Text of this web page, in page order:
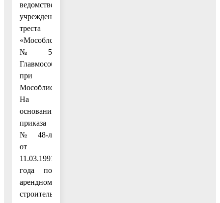
ведомственным
учреждением
треста
«Мособлстрой»
№ 5
Главмособлстроя
при
Мособлисполкоме.
На
основании
приказа
№ 48-л
от
11.03.1991
года по
арендному
строительному